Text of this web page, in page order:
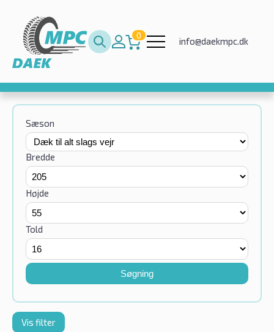
0
info@daekmpc.dk
Sæson
Bredde
Højde
Told
Søgning
Vis filter